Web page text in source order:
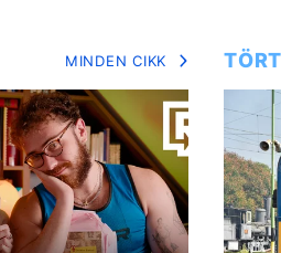
MINDEN CIKK